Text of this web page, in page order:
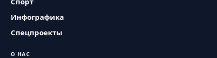
Инфографика
Спецпроекты
О НАС